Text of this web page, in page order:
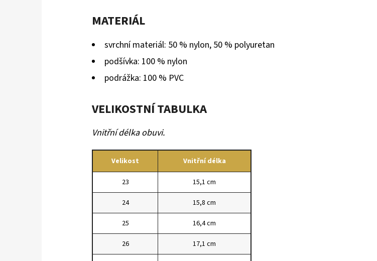
MATERIÁL
svrchní materiál: 50 % nylon, 50 % polyuretan
podšívka: 100 % nylon
podrážka: 100 % PVC
VELIKOSTNÍ TABULKA
Vnitřní délka obuvi.
Velikost Vnitřní délka
23 15,1 cm
24 15,8 cm
25 16,4 cm
26 17,1 cm